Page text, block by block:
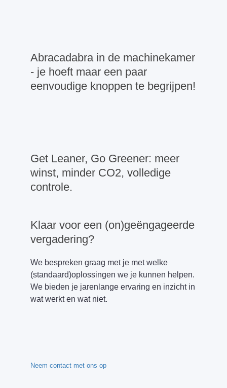
Abracadabra in de machinekamer
- je hoeft maar een paar
eenvoudige knoppen te begrijpen!
Get Leaner, Go Greener: meer
winst, minder CO2, volledige
controle.
Klaar voor een (on)geëngageerde
vergadering?
We bespreken graag met je met welke
(standaard)oplossingen we je kunnen helpen.
We bieden je jarenlange ervaring en inzicht in
wat werkt en wat niet.
Neem contact met ons op